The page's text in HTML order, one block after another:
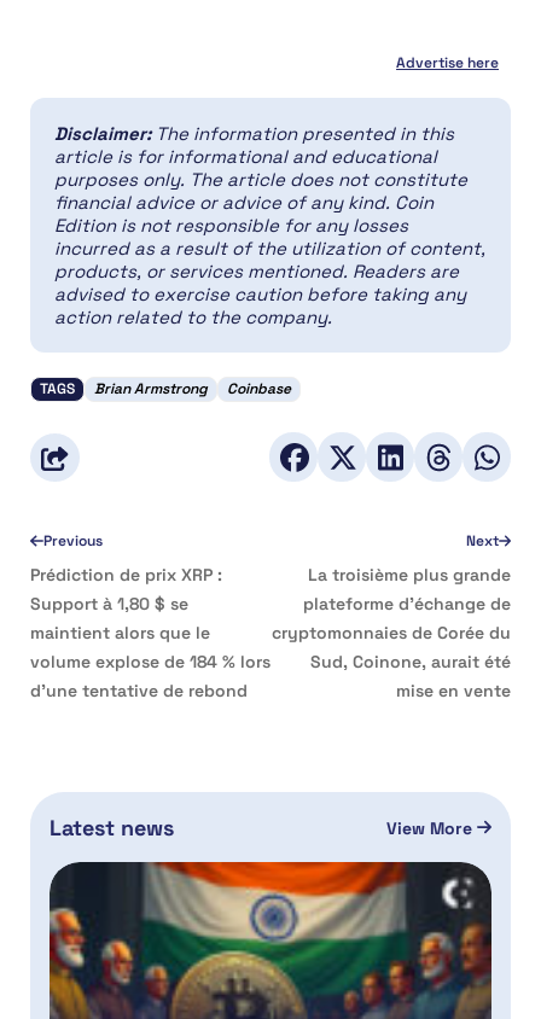
Advertise here
Disclaimer: The information presented in this
article is for informational and educational
purposes only. The article does not constitute
financial advice or advice of any kind. Coin
Edition is not responsible for any losses
incurred as a result of the utilization of content,
products, or services mentioned. Readers are
advised to exercise caution before taking any
action related to the company.
TAGS Brian Armstrong Coinbase
Previous
Prédiction de prix XRP :
Support à 1,80 $ se
maintient alors que le
volume explose de 184 % lors
d’une tentative de rebond
Next
La troisième plus grande
plateforme d’échange de
cryptomonnaies de Corée du
Sud, Coinone, aurait été
mise en vente
Latest news View More